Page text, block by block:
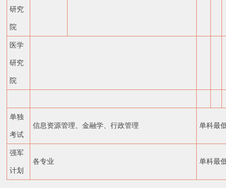
研究
院
医学
研究
院
单独
考试
信息资源管理、金融学、行政管理 单科最
强军
计划
各专业 单科最